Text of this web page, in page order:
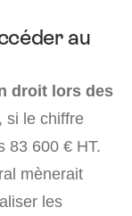
au
droit lors des
, si le chiffre
83 600 € HT.
mènerait
les